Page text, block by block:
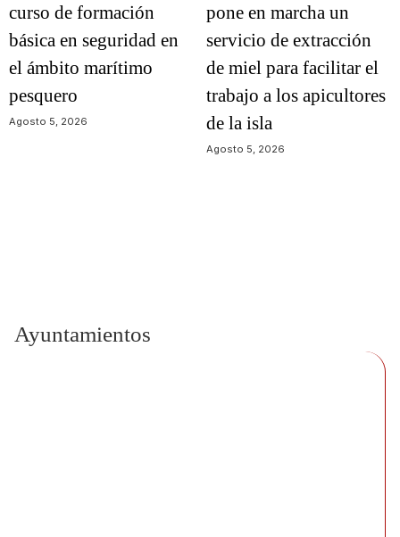
curso de formación
básica en seguridad en
el ámbito marítimo
pesquero
Agosto 5, 2026
pone en marcha un
servicio de extracción
de miel para facilitar el
trabajo a los apicultores
de la isla
Agosto 5, 2026
Ayuntamientos